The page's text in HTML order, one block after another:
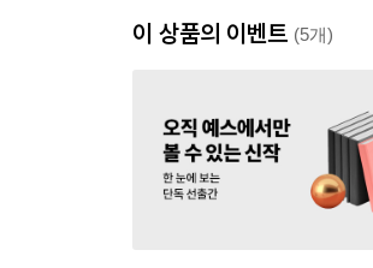
이 상품의 이벤트 (5개)